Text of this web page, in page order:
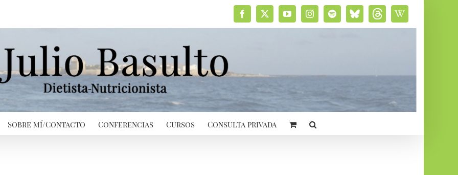
Facebook
X YouTubeInstagramSpotifyBluesky
social
ThreadsWikipedia
Sobre mí/Contacto Conferencias Cursos Consulta privada